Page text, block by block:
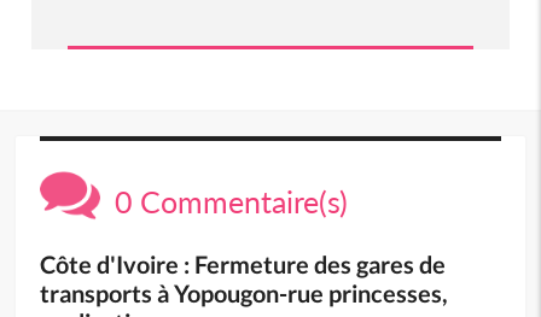
0 Commentaire(s)
Côte d'Ivoire : Fermeture des gares de
transports à Yopougon-rue princesses,